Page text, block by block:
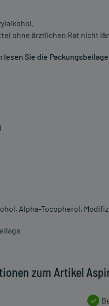
ohne ärztlichen Rat nicht
Sie die
Alpha-Tocopherol,
zum Artikel